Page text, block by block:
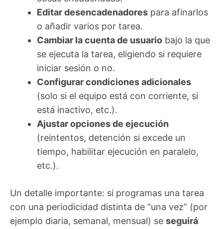
Editar desencadenadores para afinarlos
o añadir varios por tarea.
Cambiar la cuenta de usuario bajo la que
se ejecuta la tarea, eligiendo si requiere
iniciar sesión o no.
Configurar condiciones adicionales
(solo si el equipo está con corriente, si
está inactivo, etc.).
Ajustar opciones de ejecución
(reintentos, detención si excede un
tiempo, habilitar ejecución en paralelo,
etc.).
Un detalle importante: si programas una tarea
con una periodicidad distinta de “una vez” (por
ejemplo diaria, semanal, mensual) se seguirá